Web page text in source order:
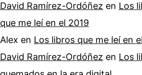
David Ramírez-Ordóñez en Los
que me leí en el 2019
Alex en Los libros que me leí en
David Ramírez-Ordóñez en Los